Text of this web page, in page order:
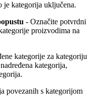
je kategorija uključena.
- Označite potvrdni
proizvodima na
kategorije za kategoriju
kategorija,
povezanih s kategorijom